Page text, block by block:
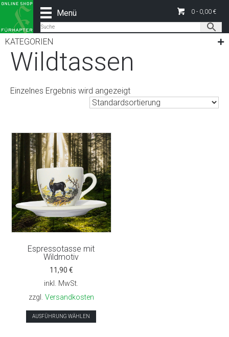
Menü 0 - 0,00 €
KATEGORIEN
Start Alle Produkte
/ Produkte verschlagwortet mit
„Wildtassen“
Wildtassen
Einzelnes Ergebnis wird angezeigt
Espressotasse mit
Wildmotiv
11,90 €
inkl. MwSt.
zzgl. Versandkosten
AUSFÜHRUNG WÄHLEN
Dieses
Produkt